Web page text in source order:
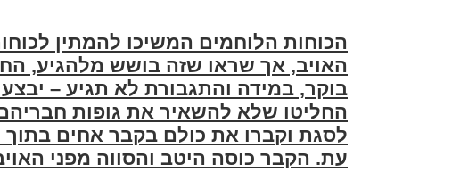
הכוחות הלוחמים המשיכו להמתין
בוקר, במידה והתגבורת לא תגיע –
החליטו שלא להשאיר את גופות חבריהם
לסגת וקברו את כולם בקבר אחים
עת. הקבר כוסה היטב והסווה מפני